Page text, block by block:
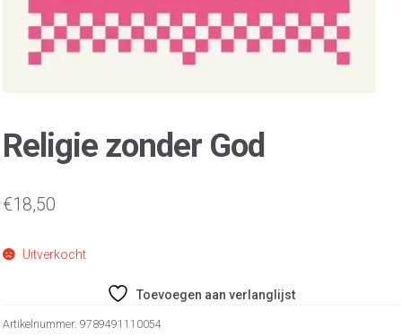
Religie zonder God
€18,50
Uitverkocht
Toevoegen aan verlanglijst
Artikelnummer: 9789491110054